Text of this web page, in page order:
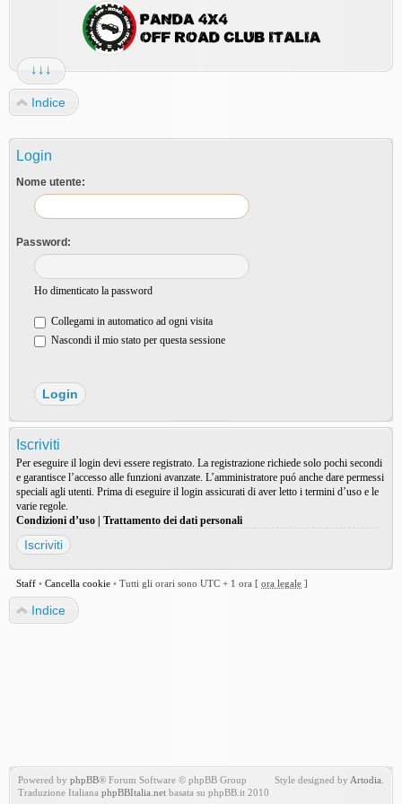
↓↓↓
Indice
Login
Nome utente:
Password:
Ho dimenticato la password
Collegami in automatico ad ogni visita
Nascondi il mio stato per questa sessione
Iscriviti
Per eseguire il login devi essere registrato. La registrazione richiede solo pochi secondi
e garantisce l’accesso alle funzioni avanzate. L’amministratore puó anche dare permessi
speciali agli utenti. Prima di eseguire il login assicurati di aver letto i termini d’uso e le
varie regole.
Condizioni d’uso
Trattamento dei dati personali
Iscriviti
Staff • Cancella cookie • Tutti gli orari sono UTC + 1 ora [ ora legale ]
Indice
Powered by phpBB® Forum Software © phpBB Group
Traduzione Italiana phpBBItalia.net basata su phpBB.it 2010
Style designed by Artodia